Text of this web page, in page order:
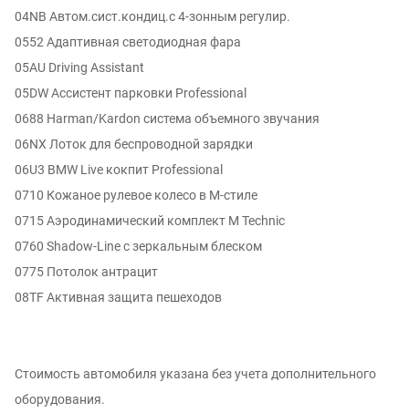
04NB Автом.сист.кондиц.с 4-зонным регулир.
0552 Адаптивная светодиодная фара
05AU Driving Assistant
05DW Ассистент парковки Professional
0688 Harman/Kardon система объемного звучания
06NX Лоток для беспроводной зарядки
06U3 BMW Live кокпит Professional
0710 Кожаное рулевое колесо в M-стиле
0715 Аэродинамический комплект M Technic
0760 Shadow-Line с зеркальным блеском
0775 Потолок антрацит
08TF Активная защита пешеходов
Стоимость автомобиля указана без учета дополнительного
оборудования.